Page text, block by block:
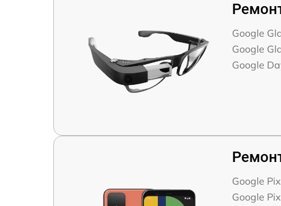
Google
Google
Google
Google
Google